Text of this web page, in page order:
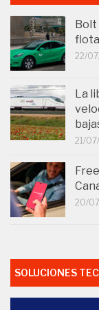
22/
La
21/
20/
SOLUCIONES